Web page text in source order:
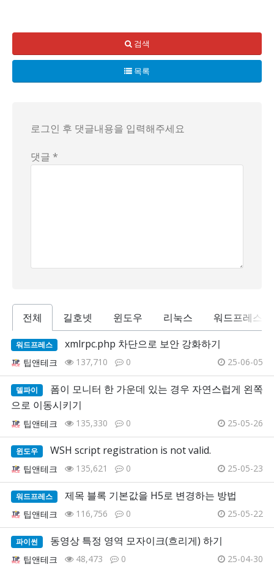
검색
목록
로그인 후 댓글내용을 입력해주세요
댓글 *
전체 길호넷 윈도우 리눅스 워드프레스
워드프레스 xmlrpc.php 차단으로 보안 강화하기
팁앤테크 137,710 0 25-06-05
델파이
폼이 모니터 한 가운데 있는 경우 자연스럽게 왼쪽
으로 이동시키기
팁앤테크 135,330 0 25-05-26
윈도우 WSH script registration is not valid.
팁앤테크 135,621 0 25-05-23
워드프레스 제목 블록 기본값을 H5로 변경하는 방법
팁앤테크 116,756 0 25-05-22
파이썬 동영상 특정 영역 모자이크(흐리게) 하기
팁앤테크 48,473 0 25-04-30